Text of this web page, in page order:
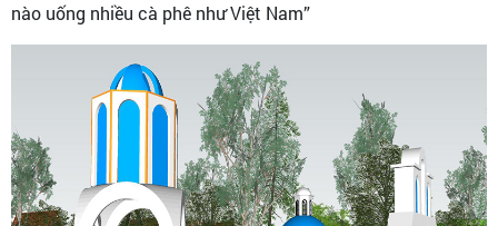
nào uống nhiều cà phê như Việt Nam”